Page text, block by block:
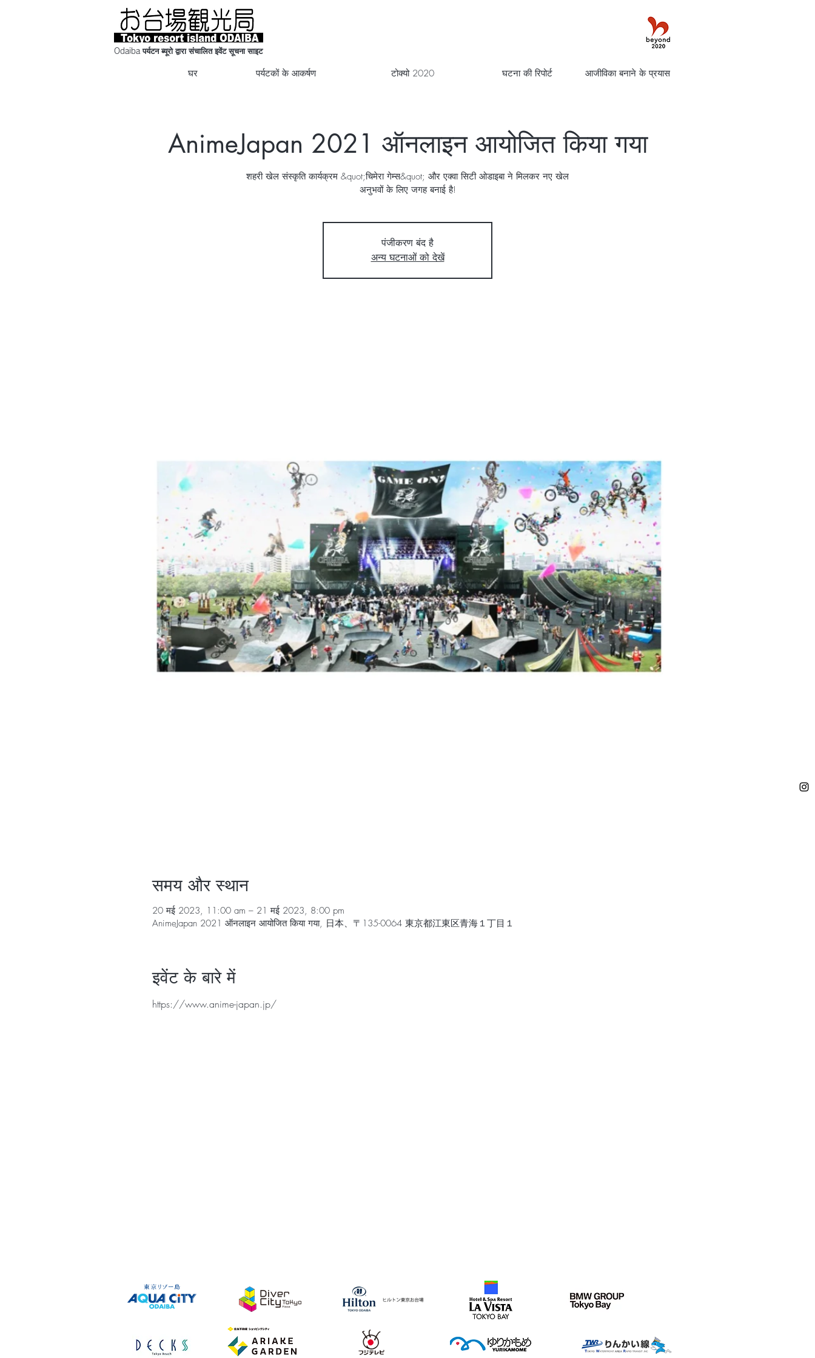
Odaiba पर्यटन ब्यूरो द्वारा संचालित इवेंट सूचना साइट
घर पर्यटकों के आकर्षण टोक्यो 2020 घटना की रिपोर्ट आजीविका बनाने के प्रयास
AnimeJapan 2021 ऑनलाइन आयोजित किया गया
शहरी खेल संस्कृति कार्यक्रम &quot;चिमेरा गेम्स&quot; और एक्वा सिटी ओडाइबा ने मिलकर नए खेल
अनुभवों के लिए जगह बनाई है!
पंजीकरण बंद है
अन्य घटनाओं को देखें
समय और स्थान
20 मई 2023, 11:00 am – 21 मई 2023, 8:00 pm
AnimeJapan 2021 ऑनलाइन आयोजित किया गया, 日本、〒135-0064 東京都江東区青海１丁目１
इवेंट के बारे में
https://www.anime-japan.jp/